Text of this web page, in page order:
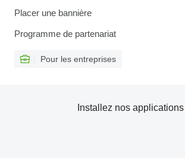
Placer une bannière
Programme de partenariat
Pour les entreprises
Installez nos applications